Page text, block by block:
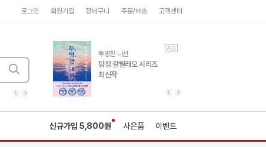
로그인 회원가입 장바구니 주문/배송 고객센터
히가시노게이고 추모 수족관 독하게 돈 공부
유럽 도시 기행3
풍성한 서사와 인문학적
통찰!
AD
투명한 나선
탐정 갈릴레오 시리즈
최신작
AD
신규가입 5,800원 사은품 이벤트